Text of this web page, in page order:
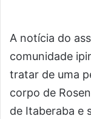
A notícia do
comunidade
tratar de uma
corpo de
de Itaberaba e